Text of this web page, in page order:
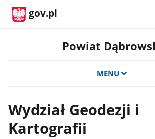
gov.pl
Powiat
MENU
Wydział Geodezji i
Kartografii